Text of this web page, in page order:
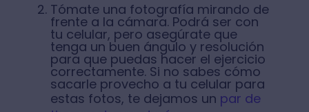
Tómate una fotografía mirando de
frente a la cámara. Podrá ser con
tu celular, pero asegúrate que
tenga un buen ángulo y resolución
para que puedas hacer el ejercicio
correctamente. Si no sabes cómo
sacarle provecho a tu celular para
estas fotos, te dejamos un par de